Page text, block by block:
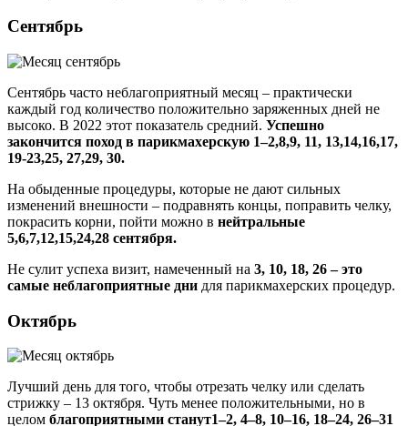
Сентябрь
Сентябрь часто неблагоприятный месяц – практически
каждый год количество положительно заряженных дней не
высоко. В 2022 этот показатель средний. Успешно
закончится поход в парикмахерскую 1–2,8,9, 11, 13,14,16,17,
19-23,25, 27,29, 30.
На обыденные процедуры, которые не дают сильных
изменений внешности – подравнять концы, поправить челку,
покрасить корни, пойти можно в нейтральные
5,6,7,12,15,24,28 сентября.
Не сулит успеха визит, намеченный на 3, 10, 18, 26 – это
самые неблагоприятные дни для парикмахерских процедур.
Октябрь
Лучший день для того, чтобы отрезать челку или сделать
стрижку – 13 октября. Чуть менее положительными, но в
целом благоприятными станут1–2, 4–8, 10–16, 18–24, 26–31